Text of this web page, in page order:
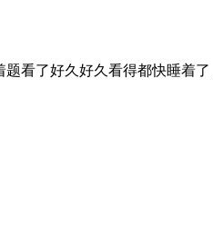
看了好久好久看得都快睡着